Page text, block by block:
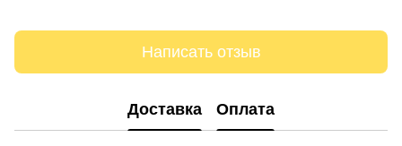
Написать отзыв
Доставка Оплата